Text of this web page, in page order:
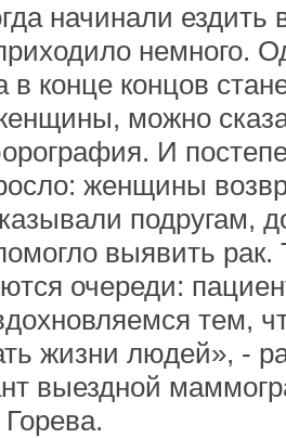
начинали ездить
немного.
в конце концов
можно
И
женщины
подругам,
выявить
очереди:
тем,
жизни людей», -
выездной